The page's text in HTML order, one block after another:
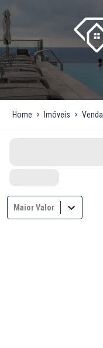
Home Imóveis Venda
Maior Valor